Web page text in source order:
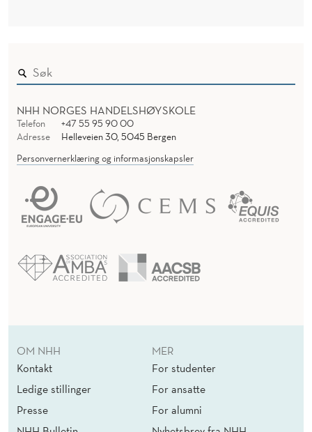
NHH NORGES HANDELSHØYSKOLE
Telefon
+47 55 95 90 00
Adresse
Helleveien 30, 5045 Bergen
Personvernerklæring og informasjonskapsler
OM NHH
Kontakt
Ledige stillinger
Presse
MER
For studenter
For ansatte
For alumni